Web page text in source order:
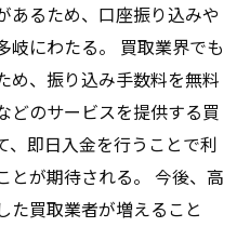
あるため、口座振り込みや
岐にわたる。 買取業界でも
め、振り込み手数料を無料
どのサービスを提供する買
、即日入金を行うことで利
とが期待される。 今後、高
た買取業者が増えること